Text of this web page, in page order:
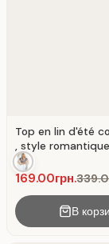
Top en lin d'été
, style
collection lin d'été.
169.00грн.
В